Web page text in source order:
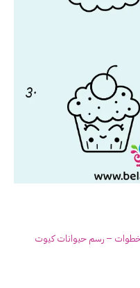
– رسم حيوانات كيوت